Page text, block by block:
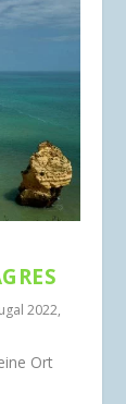
2022,
Ort